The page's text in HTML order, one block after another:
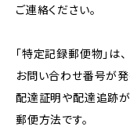
ご連絡ください。
「特定記録郵便物」は、
お問い合わせ番号が発
配達証明や配達追跡
郵便方法です。